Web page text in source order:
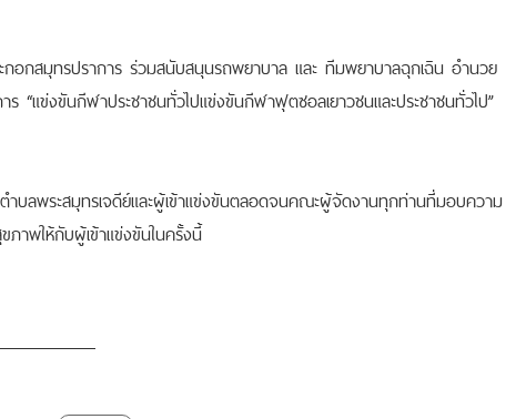
อกสมุทรปราการ ร่วมสนับสนุนรถพยาบาล และ ทีมพยาบาลฉุกเฉิน อำนวย
“แข่งขันกีฬาประชาชนทั่วไปแข่งขันกีฬาฟุตซอลเยาวชนและประชาชนทั่วไป”
บลพระสมุทรเจดีย์และผู้เข้าแข่งขันตลอดจนคณะผู้จัดงานทุกท่านที่มอบความ
ภาพให้กับผู้เข้าแข่งขันในครั้งนี้